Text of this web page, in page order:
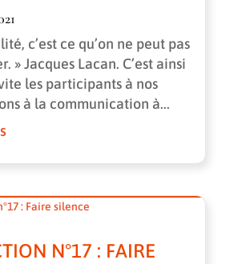
c’est ce qu’on ne peut pas
» Jacques Lacan. C’est ainsi
les participants à nos
à la communication à...
N°17 : FAIRE